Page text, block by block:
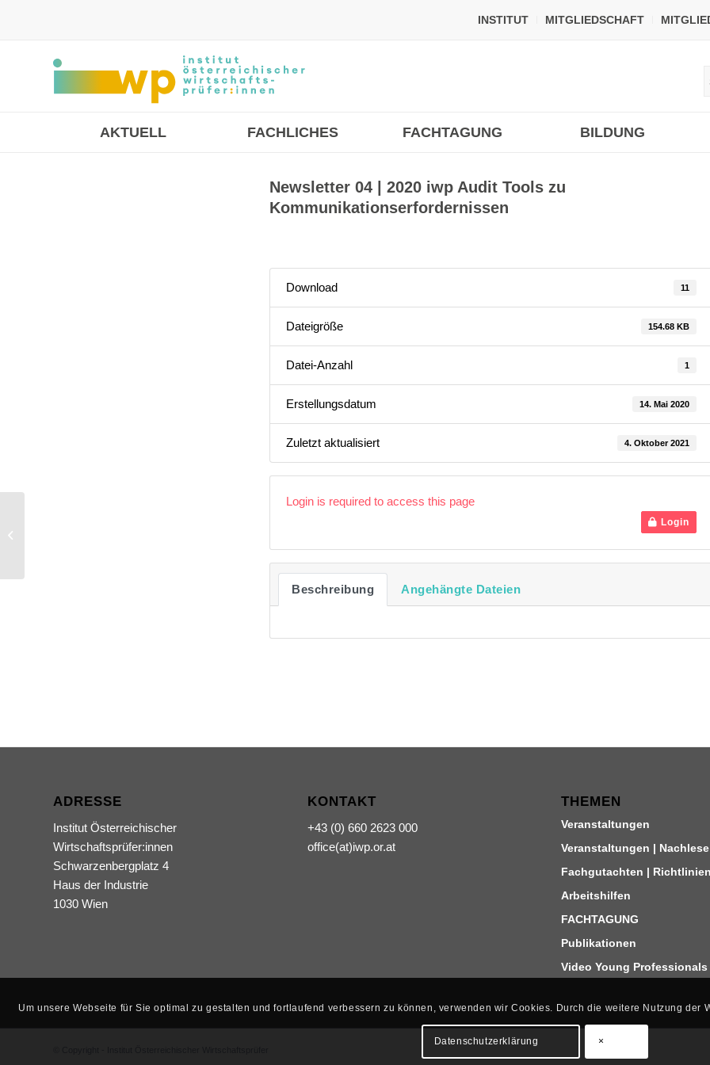
INSTITUT MITGLIEDSCHAFT
AKTUELL FACHLICHES FACHTAGUNG BILDUNG
Newsletter 04 | 2020 iwp Audit Tools zu
Kommunikationserfordernissen
Download 11
Dateigröße 154.68 KB
Datei-Anzahl 1
Erstellungsdatum 14. Mai 2020
Zuletzt aktualisiert 4. Oktober 2021
Login is required to access this page
Login
Beschreibung Angehängte Dateien
ADRESSE
Institut Österreichischer
Wirtschaftsprüfer:innen
Schwarzenbergplatz 4
Haus der Industrie
1030 Wien
KONTAKT
+43 (0) 660 2623 000
office(at)iwp.or.at
THEMEN
Veranstaltungen
Veranstaltungen | Nachlese
Fachgutachten | Richtlinien
Arbeitshilfen
FACHTAGUNG
Publikationen
Video Young Professionals
Um unsere Webseite für Sie optimal zu gestalten und fortlaufend verbessern zu können, verwenden wir Cookies. Durch die weitere Nutzung der
Datenschutzerklärung ×